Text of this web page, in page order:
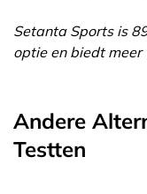
Setanta Sports is
optie en biedt
Andere
Testten